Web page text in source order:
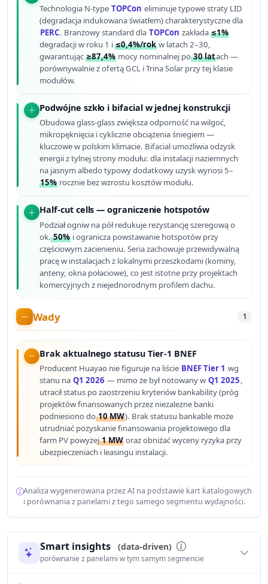
Technologia N-type TOPCon eliminuje typowe straty LID
(degradacja indukowana światłem) charakterystyczne dla
PERC. Branżowy standard dla TOPCon zakłada≤1%
degradacji w roku 1 i≤0,4%/rok w latach 2–30,
gwarantując≥87,4% mocy nominalnej po30 latach —
porównywalnie z ofertą GCL i Trina Solar przy tej klasie
modułów.
Podwójne szkło i bifacial w jednej konstrukcji
Obudowa glass-glass zwiększa odporność na wilgoć,
mikropęknięcia i cykliczne obciążenia śniegiem —
kluczowe w polskim klimacie. Bifacial umożliwia odzysk
energii z tylnej strony modułu: dla instalacji naziemnych
na jasnym albedo typowy dodatkowy uzysk wynosi 5–
15% rocznie bez wzrostu kosztów modułu.
Half-cut cells — ograniczenie hotspotów
Podział ogniw na pół redukuje rezystancję szeregową o
ok.50% i ogranicza powstawanie hotspotów przy
częściowym zacienieniu. Seria zachowuje przewidywalną
pracę w instalacjach z lokalnymi przeszkodami (kominy,
anteny, okna połaciowe), co jest istotne przy projektach
komercyjnych z niejednorodnym profilem dachu.
Wady 1
Brak aktualnego statusu Tier-1 BNEF
Producent Huayao nie figuruje na liście BNEF Tier 1 wg
stanu na Q1 2026 — mimo że był notowany w Q1 2025,
utracił status po zaostrzeniu kryteriów bankability (próg
projektów finansowanych przez niezależne banki
podniesiono do10 MW). Brak statusu bankable może
utrudniać pozyskanie finansowania projektowego dla
farm PV powyżej1 MW oraz obniżać wyceny ryzyka przy
ubezpieczeniach i leasingu instalacji.
Analiza wygenerowana przez AI na podstawie kart katalogowych
i porównania z panelami z tego samego segmentu wydajności.
Smart insights (data-driven)
porównanie z panelami w tym samym segmencie